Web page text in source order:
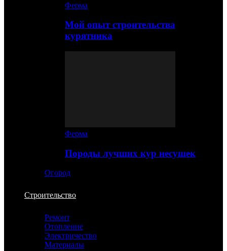
Ферма
Мой опыт строительства
курятника
Ферма
Породы лучших кур несушек
Огород
Строительство
Ремонт
Отопление
Электричество
Материалы